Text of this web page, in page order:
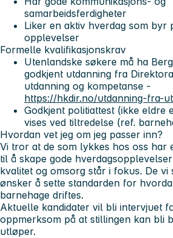
samarbeidsferdigheter
Liker en aktiv hverdag som byr
opplevelser
Formelle kvalifikasjonskrav
Utenlandske søkere må ha
godkjent utdanning fra
utdanning og kompetanse -
https://hkdir.no/utdanning-fra-
Godkjent politiattest (ikke eldre
vises ved tiltredelse (ref.
Hvordan vet jeg om jeg passer inn?
Vi tror at de som lykkes hos oss har
til å skape gode
kvalitet og omsorg står i fokus. De vi
ønsker å sette standarden for
barnehage driftes.
Aktuelle kandidater vil bli intervjuet
oppmerksom på at stillingen kan bli
utløper.